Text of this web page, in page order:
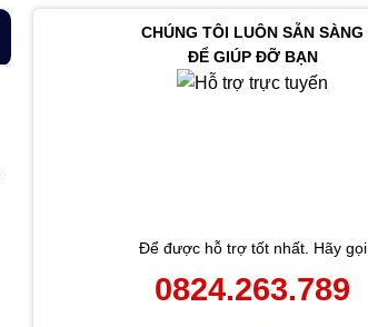
CHÚNG TÔI LUÔN SẴN SÀNG
ĐỂ GIÚP ĐỠ BẠN
Để được hỗ trợ tốt nhất. Hãy gọi
0824.263.789